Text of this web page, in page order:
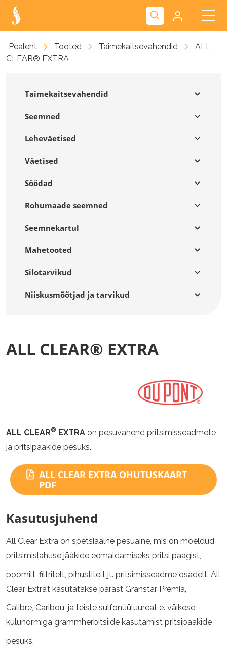
Kliendiportaal
Pealeht Tooted Taimekaitsevahendid
ALL
CLEAR® EXTRA
Taimekaitsevahendid
Seemned
Leheväetised
Väetised
Söödad
Rohumaade seemned
Seemnekartul
Mahetooted
Silotarvikud
Niiskusmõõtjad ja tarvikud
ALL CLEAR® EXTRA
ALL CLEAR® EXTRA on pesuvahend pritsimisseadmete
ja pritsipaakide pesuks.
ALL CLEAR EXTRA OHUTUSKAART
PDF
Kasutusjuhend
All Clear Extra on spetsiaalne pesuaine, mis on mõeldud
pritsimislahuse jääkide eemaldamiseks pritsi paagist,
poomilt, filtritelt, pihustitelt jt. pritsimisseadme osadelt. All
Clear Extra’t kasutatakse pärast Granstar Premia,
Calibre, Caribou, ja teiste sulfonüüluureat e. väikese
kulunormiga grammherbitsiide kasutamist pritsipaakide
pesuks.